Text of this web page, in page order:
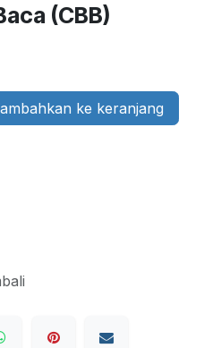
(CBB)
ke keranjang